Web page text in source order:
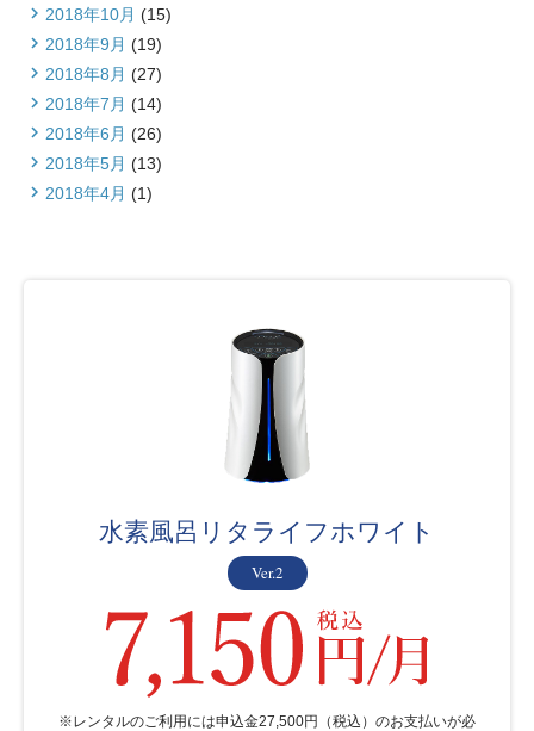
2018年10月 (15)
2018年9月 (19)
2018年8月 (27)
2018年7月 (14)
2018年6月 (26)
2018年5月 (13)
2018年4月 (1)
水素風呂リタライフホワイト
Ver.2
※レンタルのご利用には申込金27,500円（税込）のお支払いが必